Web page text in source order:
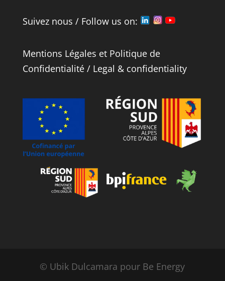
Suivez nous / Follow us on:
Mentions Légales et Politique de
Confidentialité/ Legal & confidentiality
© Ubik Dulcamara pour Be Energy